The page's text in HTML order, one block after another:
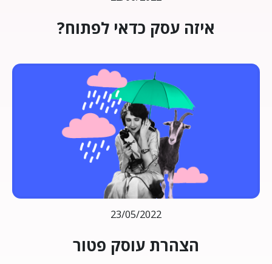
איזה עסק כדאי לפתוח?
23/05/2022
הצהרת עוסק פטור